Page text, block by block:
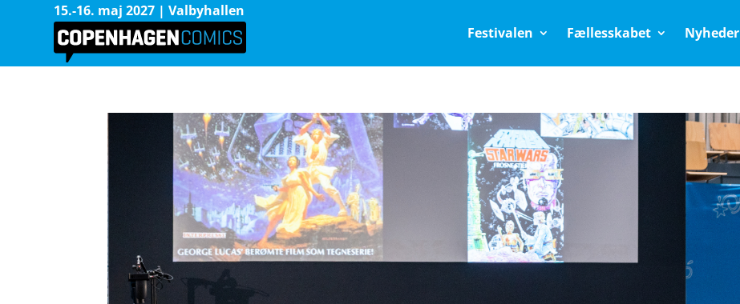
15.-16. maj 2027 | Valbyhallen
Festivalen
Fællesskabet Nyheder